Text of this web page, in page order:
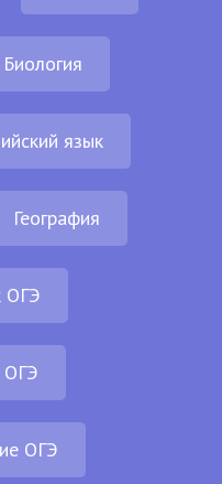
Биология
язык
География
ОГЭ
ОГЭ
ОГЭ